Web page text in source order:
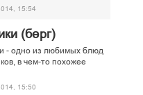
15:54
(бөрг)
- одно из любимых блюд
в чем-то похожее
15:50